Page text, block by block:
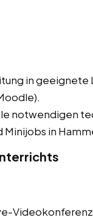
in
notwendigen
Minijobs in